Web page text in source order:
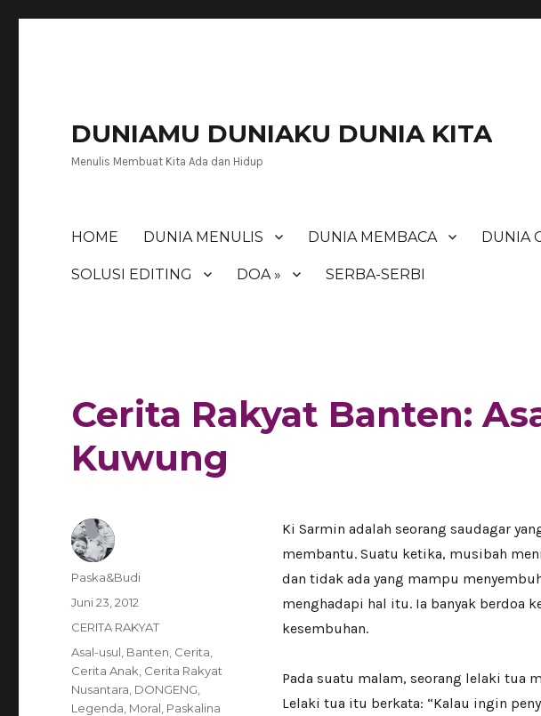
DUNIAMU DUNIAKU DUNIA KITA
Menulis Membuat Kita Ada dan Hidup
HOME DUNIA MENULIS DUNIA MEMBACA DUNIA
SOLUSI EDITING DOA » SERBA-SERBI
Cerita Rakyat Banten:
Kuwung
Ki Sarmin adalah seorang saudagar
membantu. Suatu ketika, musibah
dan tidak ada yang mampu
menghadapi hal itu. Ia banyak berdoa
kesembuhan.
Pada suatu malam, seorang lelaki tua
Lelaki tua itu berkata: “Kalau ingin
Author
Paska&Budi
Posted
Juni 23, 2012
Categories
CERITA RAKYAT
Tags
Asal-usul Banten Cerita
Cerita Anak Cerita Rakyat
Nusantara DONGENG
Legenda Moral Paskalina